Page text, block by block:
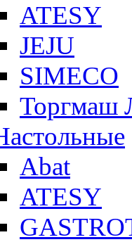
ATESY
JEJU
SIMECO
Торгмаш
Abat
ATESY